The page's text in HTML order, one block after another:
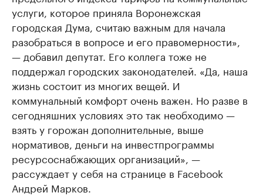
услуги, которое приняла Воронежская
городская Дума, считаю важным для начала
разобраться в вопросе и его правомерности»,
— добавил депутат. Его коллега тоже не
поддержал городских законодателей. «Да, наша
жизнь состоит из многих вещей. И
коммунальный комфорт очень важен. Но разве в
сегодняшних условиях это так необходимо —
взять у горожан дополнительные, выше
нормативов, деньги на инвестпрограммы
ресурсоснабжающих организаций», —
рассуждает у себя на странице в Facebook
Андрей Марков.